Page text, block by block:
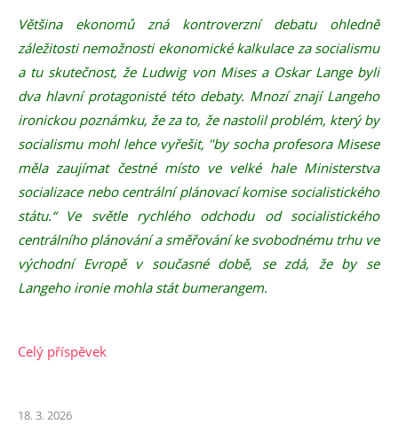
Většina ekonomů zná kontroverzní debatu ohledně
záležitosti nemožnosti ekonomické kalkulace za socialismu
a tu skutečnost, že Ludwig von Mises a Oskar Lange byli
dva hlavní protagonisté této debaty. Mnozí znají Langeho
ironickou poznámku, že za to, že nastolil problém, který by
socialismu mohl lehce vyřešit, "by socha profesora Misese
měla zaujímat čestné místo ve velké hale Ministerstva
socializace nebo centrální plánovací komise socialistického
státu.“ Ve světle rychlého odchodu od socialistického
centrálního plánování a směřování ke svobodnému trhu ve
východní Evropě v současné době, se zdá, že by se
Langeho ironie mohla stát bumerangem.
Celý příspěvek
18. 3. 2026